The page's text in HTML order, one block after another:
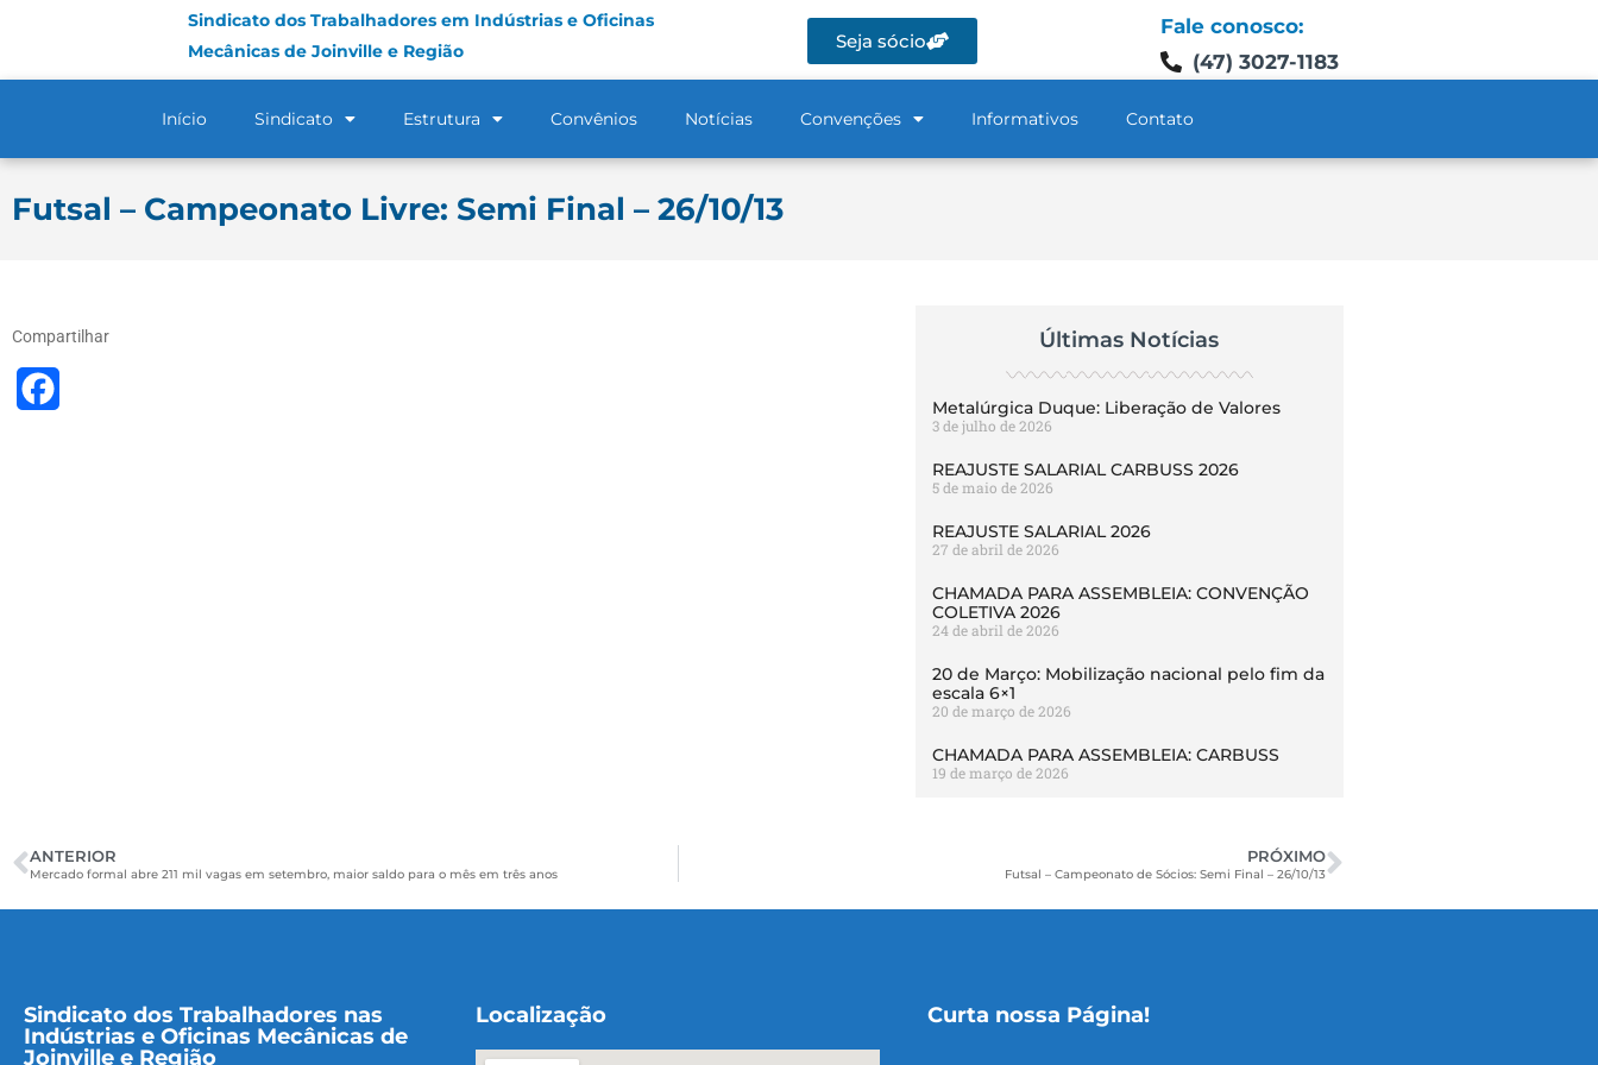
Sindicato dos Trabalhadores em Indústrias e Oficinas
Mecânicas de Joinville e Região
Seja sócio
Fale conosco:
(47) 3027-1183
Início Sindicato Estrutura Convênios Notícias Convenções Informativos Contato
Futsal – Campeonato Livre: Semi Final – 26/10/13
Compartilhar Últimas Notícias
Metalúrgica Duque: Liberação de Valores
3 de julho de 2026
REAJUSTE SALARIAL CARBUSS 2026
5 de maio de 2026
REAJUSTE SALARIAL 2026
27 de abril de 2026
CHAMADA PARA ASSEMBLEIA: CONVENÇÃO
COLETIVA 2026
24 de abril de 2026
20 de Março: Mobilização nacional pelo fim da
escala 6×1
20 de março de 2026
CHAMADA PARA ASSEMBLEIA: CARBUSS
19 de março de 2026
ANTERIOR
Mercado formal abre 211 mil vagas em setembro, maior saldo para o mês em três anos
PRÓXIMO
Futsal – Campeonato de Sócios: Semi Final – 26/10/13
Sindicato dos Trabalhadores nas
Indústrias e Oficinas Mecânicas de
Joinville e Região
Localização Curta nossa Página!